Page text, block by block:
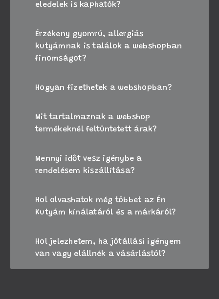
eledelek is kaphatók?
Érzékeny gyomrú, allergiás
kutyámnak is találok a webshopban
finomságot?
Hogyan fizethetek a webshopban?
Mit tartalmaznak a webshop
termékeknél feltüntetett árak?
Mennyi időt vesz igénybe a
rendelésem kiszállítása?
Hol olvashatok még többet az Én
Kutyám kínálatáról és a márkáról?
Hol jelezhetem, ha jótállási igényem
van vagy elállnék a vásárlástól?